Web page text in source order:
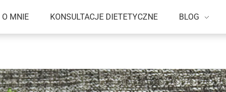
O MNIE KONSULTACJE DIETETYCZNE BLOG